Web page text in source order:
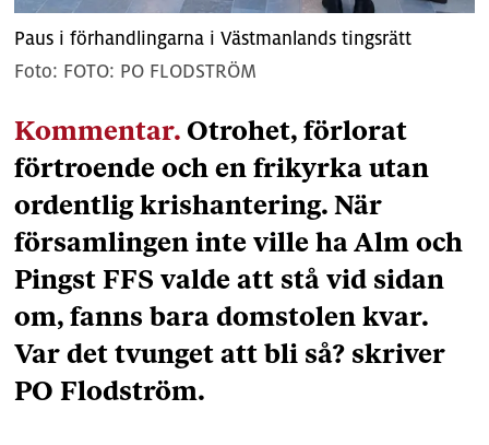
Paus i förhandlingarna i Västmanlands tingsrätt
FOTO: PO FLODSTRÖM
Kommentar. Otrohet, förlorat
förtroende och en frikyrka utan
ordentlig krishantering. När
församlingen inte ville ha Alm och
Pingst FFS valde att stå vid sidan
om, fanns bara domstolen kvar.
Var det tvunget att bli så? skriver
PO Flodström.